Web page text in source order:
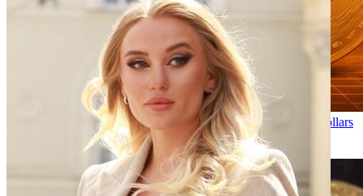
Le Bitcoin atteint un nouveau record historique : les 120 000 dollars
sont-ils à portée de main ?